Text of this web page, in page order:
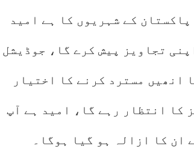
کے شہریوں کا ہے امید
تجاویز پیش کرے گا، جوڈیشل
انھیں مسترد کرنے کا اختیار
کا انتظار رہے گا، امید ہے آپ
ان کا ازالہ ہو گیا ہوگا۔